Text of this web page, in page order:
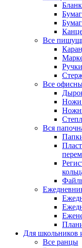
Все
Ручки
Все
Ножи
Вся
Для школьников
Все ранцы